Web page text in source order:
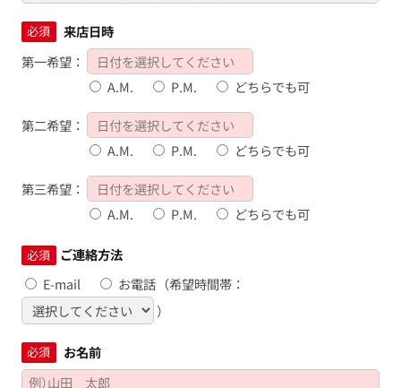
来店日時
必須
第一希望：
A.M.
P.M. どちらでも可
第二希望：
A.M.
P.M. どちらでも可
第三希望：
A.M.
P.M. どちらでも可
ご連絡方法
必須
E-mail お電話 （希望時間帯：
）
お名前
必須